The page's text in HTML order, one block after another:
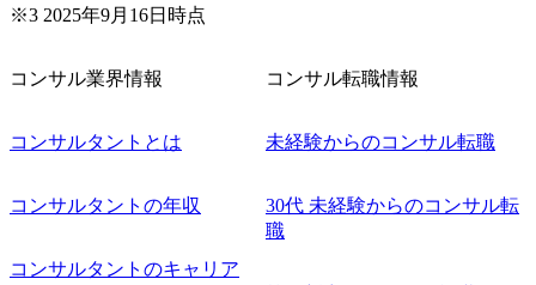
企画 ・Disruptive Technologyを活用した新規事業の立案/推
上げていきたい ・サービスやソリューションに捉われず、
でのプロジェクトに参画し、自身のスキルアップを図りた
規事業開発にも興味があり、ゆくゆくはチャレンジしてみ
※3 2025年9月16日時点
コンサル業界情報
コンサルタントとは
コンサルタントの年収
コンサルタントのキャリア
コンサル転職情報
未経験からのコンサル転職
30代 未経験からのコンサル転
職